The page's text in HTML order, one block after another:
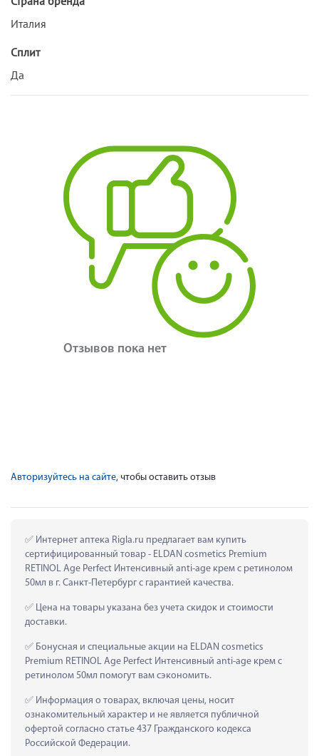
Италия
Сплит
Да
Отзывов пока нет
Авторизуйтесь на сайте, чтобы оставить отзыв
Интернет аптека Rigla.ru предлагает вам купить
сертифицированный товар - ELDAN cosmetics Premium
RETINOL Age Perfect Интенсивный anti-age крем с ретинолом
50мл в г. Санкт-Петербург с гарантией качества.
Цена на товары указана без учета скидок и стоимости
доставки.
Бонусная и специальные акции на ELDAN cosmetics
Premium RETINOL Age Perfect Интенсивный anti-age крем с
ретинолом 50мл помогут вам сэкономить.
Информация о товарах, включая цены, носит
ознакомительный характер и не является публичной
офертой согласно статье 437 Гражданского кодекса
Российской Федерации.